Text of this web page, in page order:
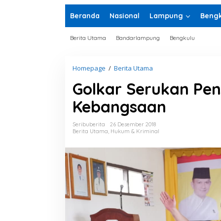
Beranda Nasional Lampung
Berita Utama Bandarlampung Bengkulu
Homepage / Berita Utama
l
k
a
r
S
e
u
n
Golkar Serukan
Kebangsaan
Seribuberita
26 Desember 2018
Berita Utama, Hukum & Kriminal